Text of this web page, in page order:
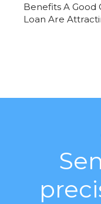
Benefits A Good
Loan Are